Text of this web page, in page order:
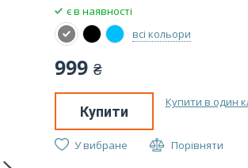
є в наявності
всі кольори
999 ₴
Купити
Купити в один
У вибране Порівняти